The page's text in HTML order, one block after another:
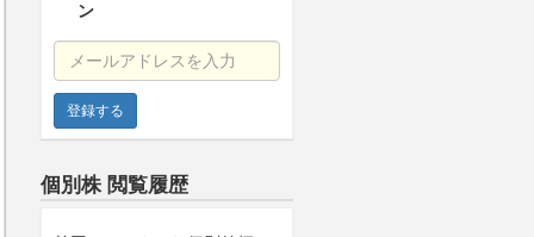
ン
メールアドレスを入力
個別株 閲覧履歴